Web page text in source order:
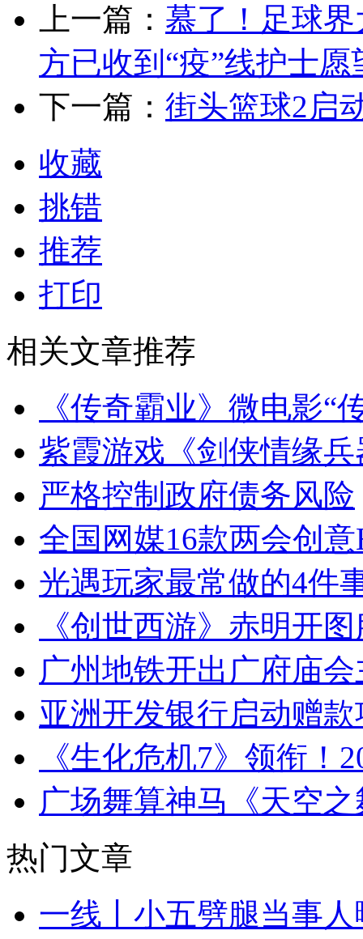
上一篇： 慕了！足球
方已收到“疫”线护士愿
下一篇： 街头篮球2启
收藏
挑错
推荐
打印
相关文章推荐
《传奇霸业》微电影“
紫霞游戏《剑侠情缘
严格控制政府债务风险
全国网媒16款两会创
光遇玩家最常做的4件
《创世西游》赤明开
广州地铁开出广府庙
亚洲开发银行启动赠
《生化危机7》领衔！
广场舞算神马《天空
热门文章
一线丨小五劈腿当事